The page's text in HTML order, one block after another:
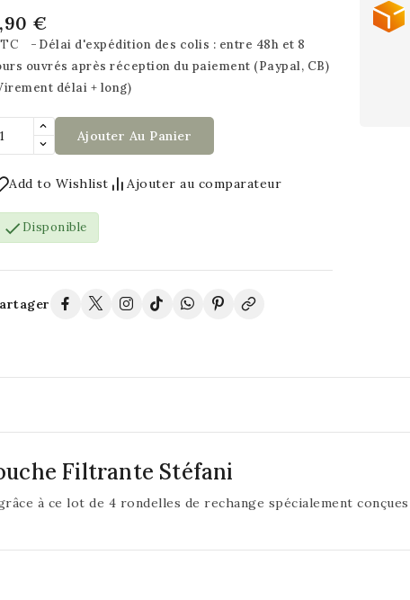
€
Délai d'expédition des colis : entre 48h et 8
ouvrés après réception du paiement (Paypal, CB)
délai + long)
Ajouter Au Panier
Add to Wishlist Ajouter au comparateur
 Disponible
Filtrante Stéfani
à ce lot de 4 rondelles de rechange spécialement